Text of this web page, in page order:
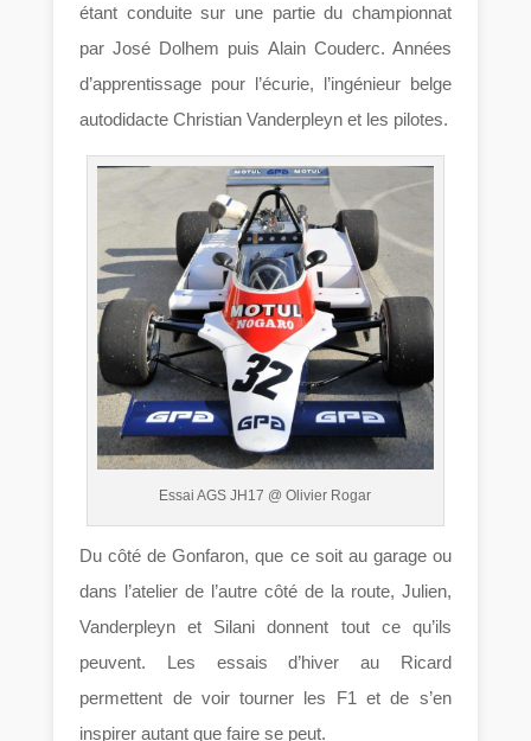
étant conduite sur une partie du championnat
par José Dolhem puis Alain Couderc. Années
d’apprentissage pour l’écurie, l’ingénieur belge
autodidacte Christian Vanderpleyn et les pilotes.
Essai AGS JH17 @ Olivier Rogar
Du côté de Gonfaron, que ce soit au garage ou
dans l’atelier de l’autre côté de la route, Julien,
Vanderpleyn et Silani donnent tout ce qu’ils
peuvent. Les essais d’hiver au Ricard
permettent de voir tourner les F1 et de s’en
inspirer autant que faire se peut.